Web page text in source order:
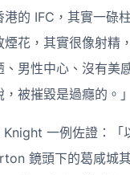
的 IFC，其實一碌
花，其實很像射精
、男性中心、沒有美
被摧毀是過癮的。」
一例佐證：「
鏡頭下的葛咸城